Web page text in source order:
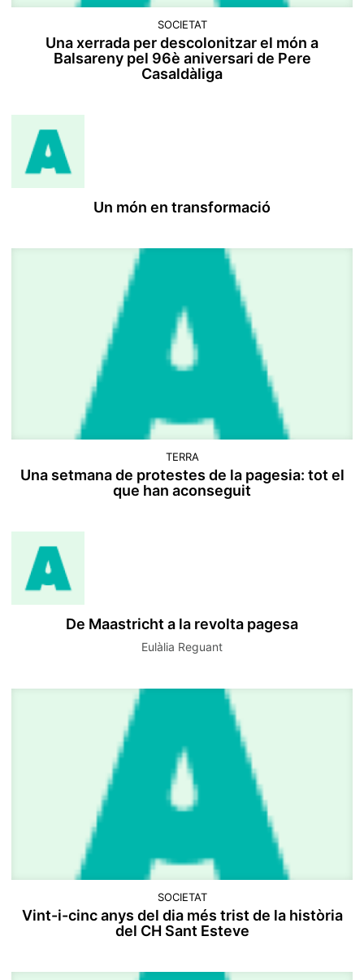
SOCIETAT
Una xerrada per descolonitzar el món a
Balsareny pel 96è aniversari de Pere
Casaldàliga
Un món en transformació
TERRA
Una setmana de protestes de la pagesia: tot el
que han aconseguit
De Maastricht a la revolta pagesa
Eulàlia Reguant
SOCIETAT
Vint-i-cinc anys del dia més trist de la història
del CH Sant Esteve